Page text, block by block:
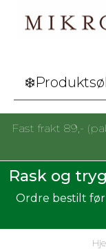
Fast frakt 89,-
Rask og
Ordre bestilt før